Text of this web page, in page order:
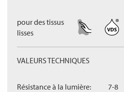
pour des tissus
lisses
VALEURS TECHNIQUES
Résistance à la lumière: 7-8